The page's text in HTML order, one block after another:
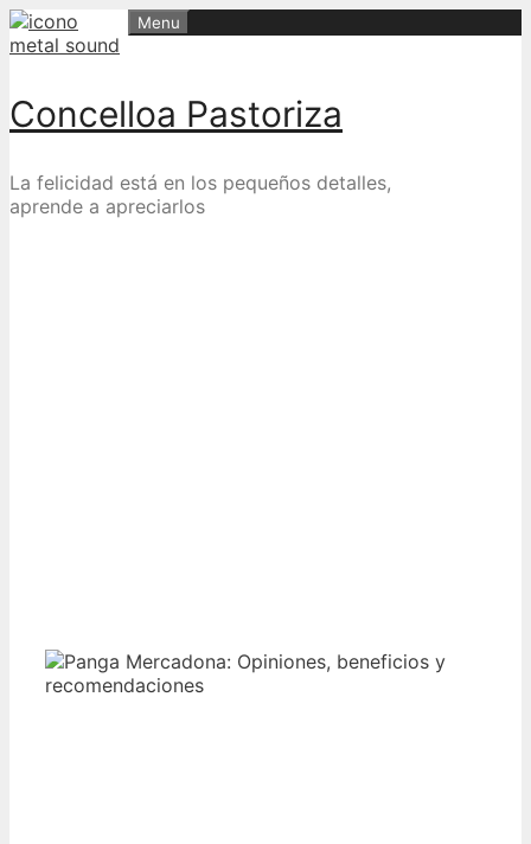
Skip
to
Concelloa Pastoriza
La felicidad está en los pequeños detalles,
aprende a apreciarlos
Menu